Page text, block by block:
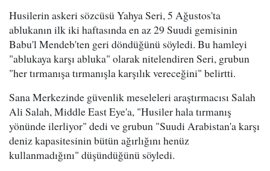
Husilerin askeri sözcüsü Yahya Seri, 5 Ağustos'ta
ablukanın ilk iki haftasında en az 29 Suudi gemisinin
Babu'l Mendeb'ten geri döndüğünü söyledi. Bu hamleyi
"ablukaya karşı abluka" olarak nitelendiren Seri, grubun
"her tırmanışa tırmanışla karşılık vereceğini" belirtti.
Sana Merkezinde güvenlik meseleleri araştırmacısı Salah
Ali Salah, Middle East Eye'a, "Husiler hala tırmanış
yönünde ilerliyor" dedi ve grubun "Suudi Arabistan'a karşı
deniz kapasitesinin bütün ağırlığını henüz
kullanmadığını" düşündüğünü söyledi.